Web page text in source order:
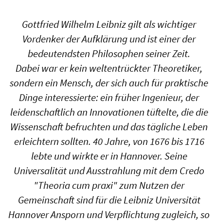
Gottfried Wilhelm Leibniz gilt als wichtiger
Vordenker der Aufklärung und ist einer der
bedeutendsten Philosophen seiner Zeit.
Dabei war er kein weltentrückter Theoretiker,
sondern ein Mensch, der sich auch für praktische
Dinge interessierte: ein früher Ingenieur, der
leidenschaftlich an Innovationen tüftelte, die die
Wissenschaft befruchten und das tägliche Leben
erleichtern sollten. 40 Jahre, von 1676 bis 1716
lebte und wirkte er in Hannover. Seine
Universalität und Ausstrahlung mit dem Credo
"Theoria cum praxi" zum Nutzen der
Gemeinschaft sind für die Leibniz Universität
Hannover Ansporn und Verpflichtung zugleich, so